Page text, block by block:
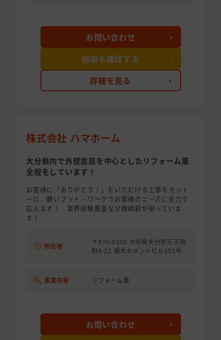
詳細を見る
お問い合わせ
相場を確認する
株式会社 ハマホーム
大分県内で外壁塗装を中心としたリフォーム業
全般をしています！
お客様に「ありがとう！」をいただける工事をモット
ーに、軽いフット―ワークでお客様のニーズに全力で
応えます！ 業界経験豊富な少数精鋭が揃っていま
す！
所在地
〒870-0100 大分県大分市王子西
町8-21 植木セメントビル105号
事業内容 リフォーム業
お問い合わせ